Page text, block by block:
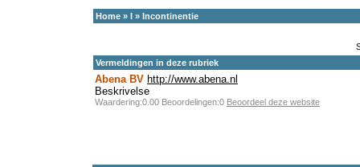
Home » I » Incontinentie
Vermeldingen in deze rubriek
Abena BV http://www.abena.nl
Beskrivelse
Waardering:0.00 Beoordelingen:0 Beoordeel deze website